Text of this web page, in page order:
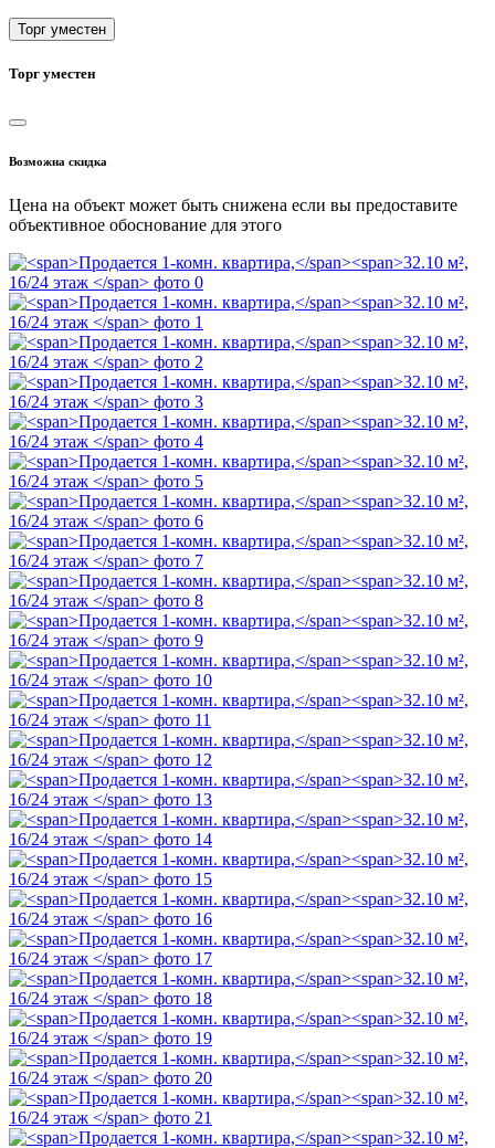
Торг уместен
Торг уместен
Возможна скидка
Цена на объект может быть снижена если вы предоставите
объективное обоснование для этого